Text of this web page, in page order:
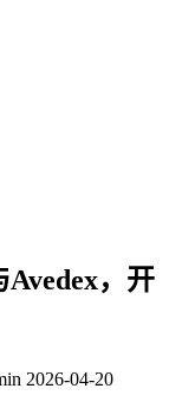
，开
2026-04-20